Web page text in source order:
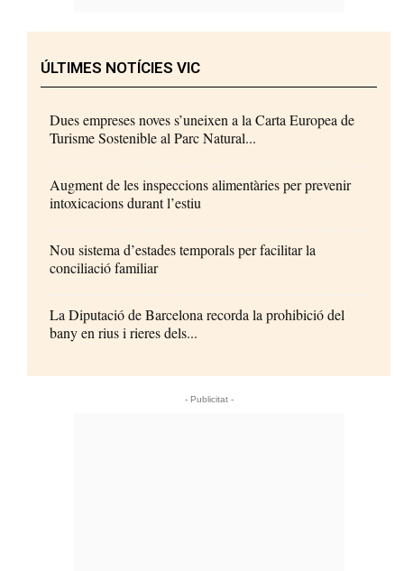
ÚLTIMES NOTÍCIES VIC
Dues empreses noves s’uneixen a la Carta Europea de
Turisme Sostenible al Parc Natural...
Augment de les inspeccions alimentàries per prevenir
intoxicacions durant l’estiu
Nou sistema d’estades temporals per facilitar la
conciliació familiar
La Diputació de Barcelona recorda la prohibició del
bany en rius i rieres dels...
- Publicitat -